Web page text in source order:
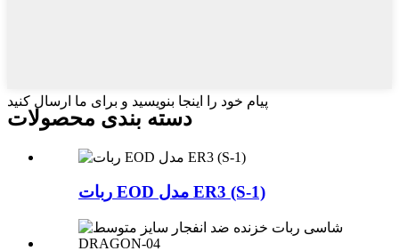
پیام خود را اینجا بنویسید و برای ما ارسال کنید
دسته بندی محصولات
ربات EOD مدل ER3 (S-1)